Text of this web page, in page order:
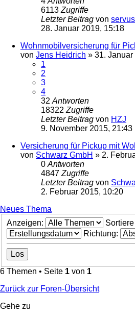
6113 Zugriffe
Letzter Beitrag von servus
28. Januar 2019, 15:18
Wohnmobilversicherung für
von Jens Heidrich » 31.
1
2
3
4
32 Antworten
18322 Zugriffe
Letzter Beitrag von HZJ
9. November 2015, 21:43
Versicherung für Pickup mit
von Schwarz GmbH » 2.
0 Antworten
4847 Zugriffe
Letzter Beitrag von
2. Februar 2015, 10:20
Neues Thema
Anzeigen:
Richtung:
6 Themen • Seite 1 von 1
Zurück zur Foren-Übersicht
Gehe zu